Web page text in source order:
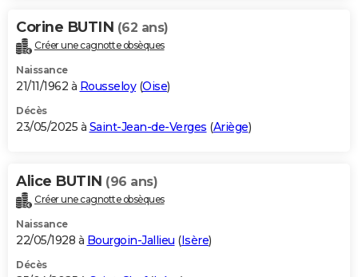
Corine BUTIN (62 ans)
Créer une cagnotte obsèques
Naissance
21/11/1962 à Rousseloy(Oise)
Décès
23/05/2025 à Saint-Jean-de-Verges (Ariège)
Alice BUTIN (96 ans)
Créer une cagnotte obsèques
Naissance
22/05/1928 à Bourgoin-Jallieu (Isère)
Décès